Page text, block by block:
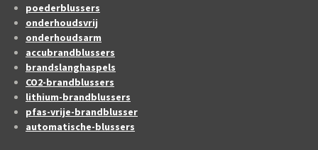
poederblussers
onderhoudsvrij
onderhoudsarm
accubrandblussers
brandslanghaspels
CO2-brandblussers
lithium-brandblussers
pfas-vrije-brandblusser
automatische-blussers